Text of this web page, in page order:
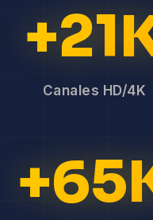
Canales HD/4K